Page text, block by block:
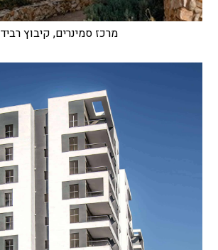
מרכז סמינרים, קיבוץ רביד